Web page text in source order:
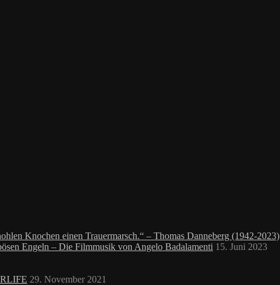
Knochen einen Trauermarsch.“ – Thomas Danneberg (1942-2023)
Engeln – Die Filmmusik von Angelo Badalamenti 15. Juni 2023
29. November 2021